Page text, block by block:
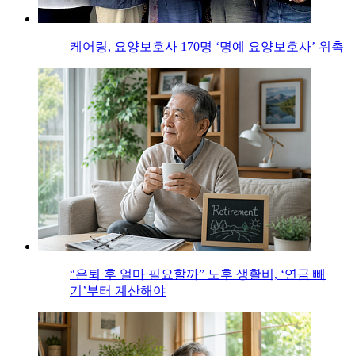
케어링, 요양보호사 170명 ‘명예 요양보호사’ 위촉
“은퇴 후 얼마 필요할까” 노후 생활비, ‘연금 빼
기’부터 계산해야